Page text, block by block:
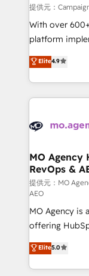
guided
the CRM
you like
to your needs
certifications,
services are
提供元：
With over
platform
Elite Solutions
migrate,
in high-impact
onboarding
WordPress
architectures
performance. - Multi-object CRM migration, cleanup,
and
integrations
object setup,
- Dashboards,
nurturing
Marketing,
Ongoing
Elite4.9
MO Agency
RevOps &
提供元：MO
AEO
MO Agency is
offering
automation,
architecture,
lead scoring
Elite5.0